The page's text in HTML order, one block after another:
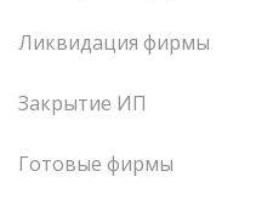
Ликвидация фирмы
Закрытие ИП
Готовые фирмы